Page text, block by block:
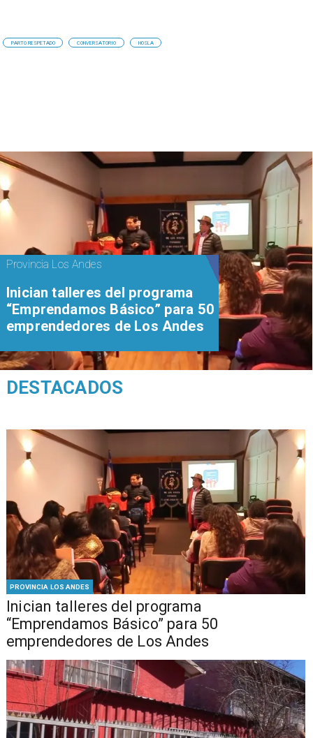
PARTO RESPETADO CONVERSATORIO HOSLA
PROVINCIA LOS ANDES
Inician talleres del programa
“Emprendamos Básico” para 50
emprendedores de Los Andes
Provincia Los Andes
Inician talleres del programa
“Emprendamos Básico” para 50
emprendedores de Los Andes
DESTACADOS